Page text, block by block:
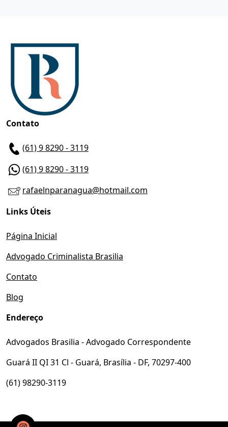
Contato
(61) 9 8290 - 3119
(61) 9 8290 - 3119
rafaelnparanagua@hotmail.com
Links Úteis
Página Inicial
Advogado Criminalista Brasilia
Contato
Blog
Endereço
Advogados Brasilia - Advogado Correspondente
Guará II QI 31 Cl - Guará, Brasília - DF, 70297-400
(61) 98290-3119